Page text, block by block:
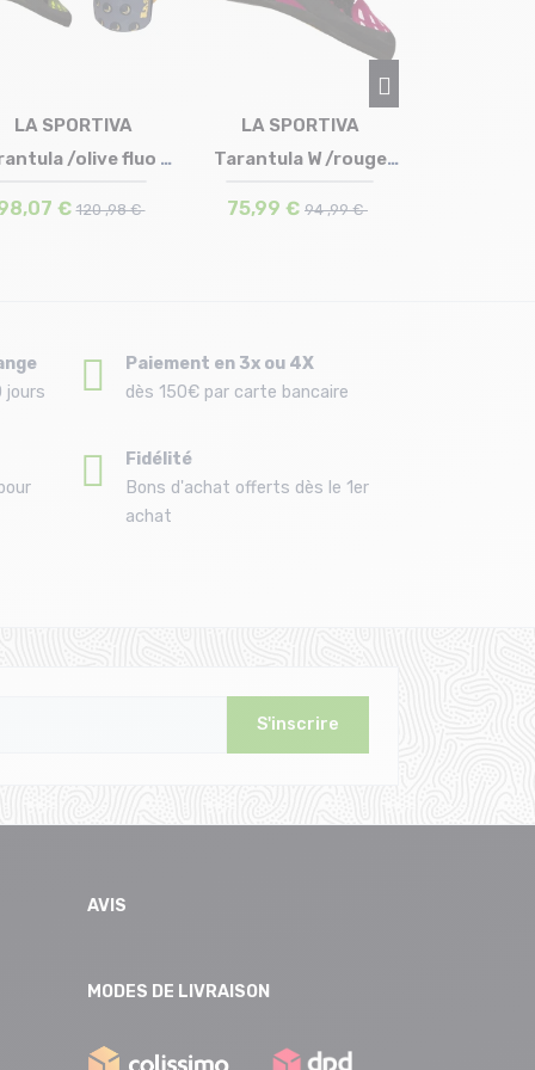
Taille en stock
| 39.5 | 40 | 40.5 | 42.5
LA SPORTIVA
/olive fluo +
€ 120 ,98 €
Taille en stock
35.5 | 36.5 | 37 | 38.5 | 39
LA SPORTIVA
Tarantula W /rouge
75,99 € 94 ,99 €
jours
Paiement en 3x ou 4X
dès 150€ par carte bancaire
Fidélité
Bons d'achat offerts dès le 1er
achat
S'inscrire
AVIS
MODES DE LIVRAISON